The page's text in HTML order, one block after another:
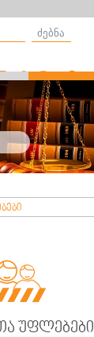
ძებნა
უფლებები